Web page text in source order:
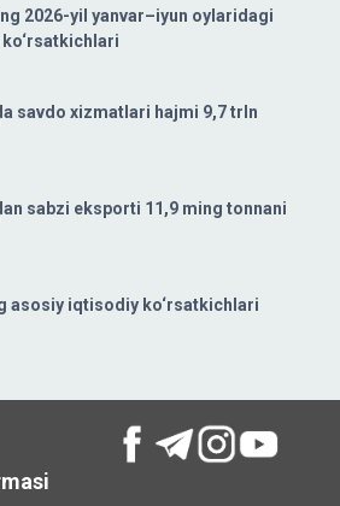
2026-yil yanvar–iyun oylaridagi
savdo xizmatlari hajmi 9,7 trln
sabzi eksporti 11,9 ming tonnani
asosiy iqtisodiy ko‘rsatkichlari